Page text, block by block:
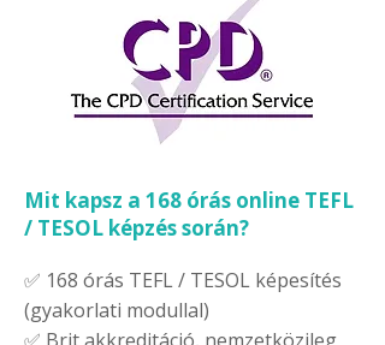
Mit kapsz a 168 órás online TEFL
/ TESOL képzés során?
✅ 168 órás TEFL / TESOL képesítés
(gyakorlati modullal)